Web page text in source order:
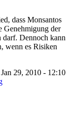
dass Monsantos
Genehmigung der
darf. Dennoch kann
wenn es Risiken
29, 2010 - 12:10